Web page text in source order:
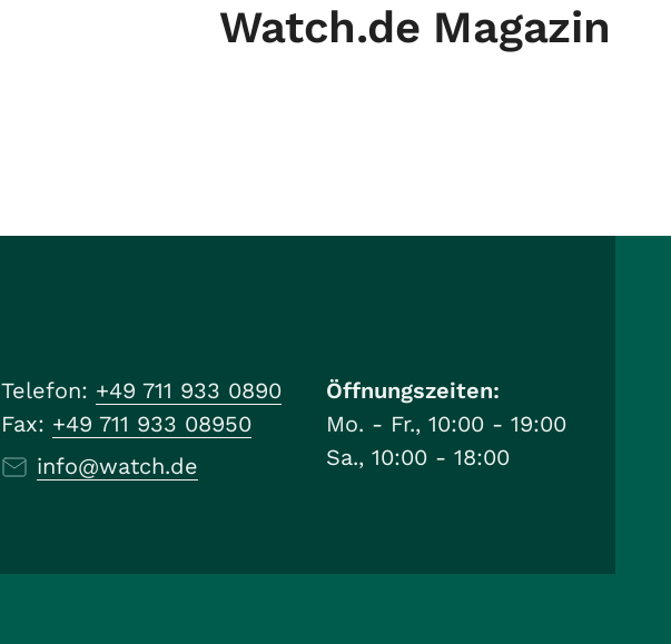
Watch.de Magazin
Telefon: +49 711 933 0890
Fax: +49 711 933 08950
info@watch.de
Öffnungszeiten:
Mo. - Fr., 10:00 - 19:00
Sa., 10:00 - 18:00